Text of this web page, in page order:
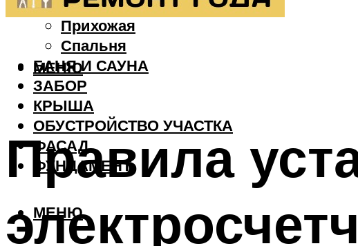
Кухня
Прихожая
Спальня
БАНЯ И САУНА
ЗАБОР
КРЫША
ОБУСТРОЙСТВО УЧАСТКА
ФАСАД
ФУНДАМЕНТ
МЕНЮ
МЕНЮ
Правила